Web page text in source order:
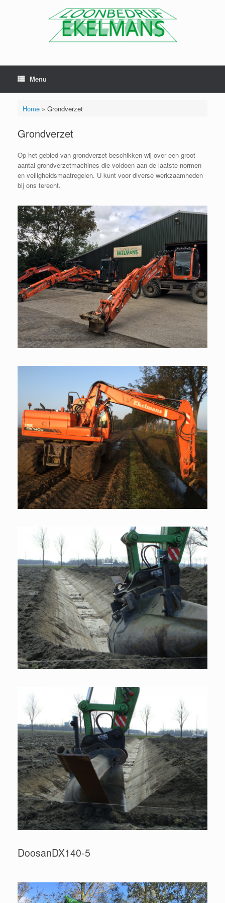
Menu
Home» Grondverzet
Grondverzet
Op het gebied van grondverzet beschikken wij over een groot
aantal grondverzetmachines die voldoen aan de laatste normen
en veiligheidsmaatregelen. U kunt voor diverse werkzaamheden
bij ons terecht.
DoosanDX140-5